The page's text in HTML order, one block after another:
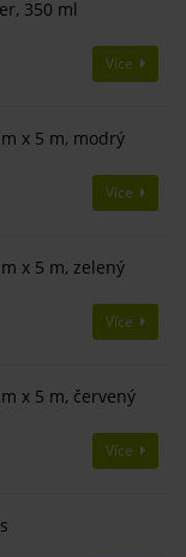
350 ml
Více
x 5 m, modrý
Více
x 5 m, zelený
Více
x 5 m, červený
Více